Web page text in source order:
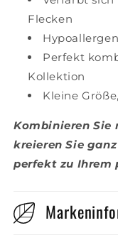
Flecken
Perfekt
Kollektion
Kleine
Kombinieren Sie
kreieren Sie
perfekt zu Ihrem